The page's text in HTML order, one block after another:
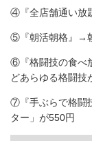
④『全店舗通い放
⑤『朝活朝格』→
⑥『格闘技の食べ
どあらゆる格闘技
⑦『手ぶらで格闘
ター」が550円